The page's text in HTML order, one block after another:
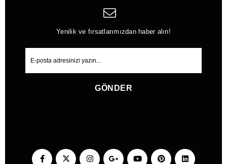
Yenilik ve fırsatlarımızdan haber alın!
GÖNDER